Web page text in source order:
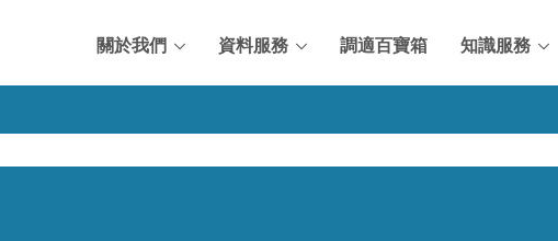
關於我們 資料服務 調適百寶箱 知識服務